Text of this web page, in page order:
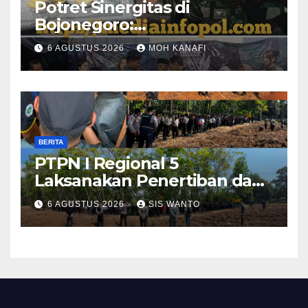
​Potret Sinergitas di
Bojonegoro:
Bhabinkamtibmas dan
Babinsa Hadir Lecehkan
Sekat, Amankan Pesta
Warga
6 AGUSTUS 2026 MOH KANAFI
BERITA
PTPN I Regional 5
Laksanakan Penertiban dan
Pengamanan Aset
Perusahaan di Kebun
Mumbul dan Kebun
6 AGUSTUS 2026 SIS WANTO